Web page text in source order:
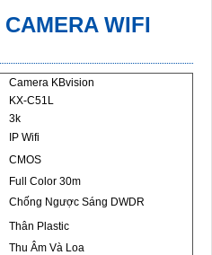
WIFI
Camera KBvision
KX-C51L
3k
IP Wifi
CMOS
Full Color 30m
Chống Ngược Sáng DWDR
Thân Plastic
Thu Âm Và Loa